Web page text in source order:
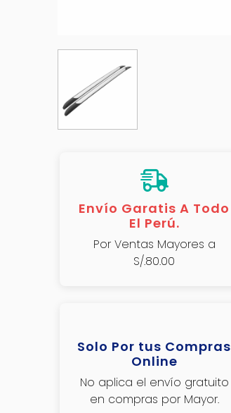
Envío Garatis A Todo
El Perú.
Por Ventas Mayores a
S/.80.00
Solo Por tus Compras
Online
No aplica el envío gratuito
en compras por Mayor.